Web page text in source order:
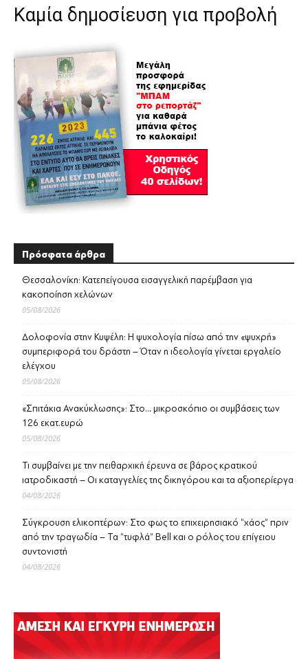
Καμία δημοσίευση για προβολή
Πρόσφατα άρθρα
Θεσσαλονίκη: Κατεπείγουσα εισαγγελική παρέμβαση για
κακοποίηση χελώνων
05/08/2026
Δολοφονία στην Κυψέλη: Η ψυχολογία πίσω από την «ψυχρή»
συμπεριφορά του δράστη – Όταν η ιδεολογία γίνεται εργαλείο
ελέγχου
05/08/2026
«Σπιτάκια Ανακύκλωσης»: Στο… μικροσκόπιο οι συμβάσεις των
126 εκατ.ευρώ
05/08/2026
Τι συμβαίνει με την πειθαρχική έρευνα σε βάρος κρατικού
ιατροδικαστή – Οι καταγγελίες της δικηγόρου και τα αξιοπερίεργα
04/08/2026
Σύγκρουση ελικοπτέρων: Στο φως το επιχειρησιακό “χάος” πριν
από την τραγωδία – Τα “τυφλά” Bell και ο ρόλος του επίγειου
συντονιστή
04/08/2026